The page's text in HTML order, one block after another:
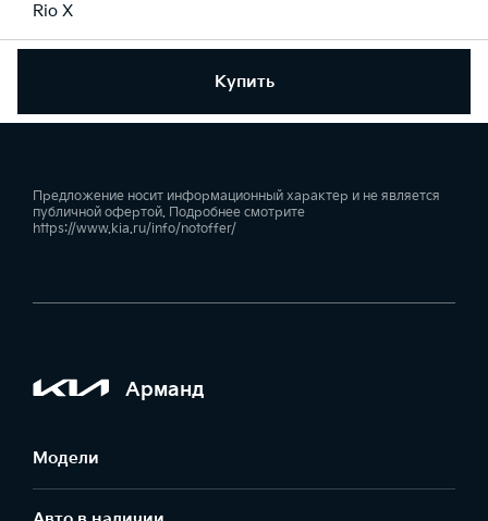
Купить
Rio X
Предложение носит информационный характер и не является
публичной офертой. Подробнее смотрите
https://www.kia.ru/info/notoffer/
Арманд
Модели